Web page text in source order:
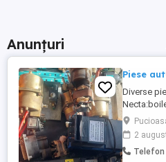
Anunțuri
Piese
Diverse
2